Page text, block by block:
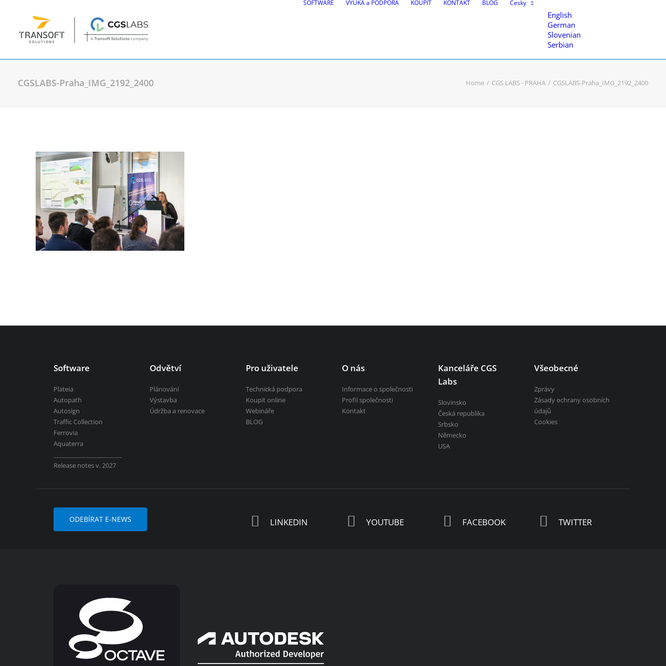
SOFTWARE VÝUKA a PODPORA KOUPIT KONTAKT BLOG Česky
English
German
Slovenian
Serbian
CGSLABS-Praha_IMG_2192_2400 Home CGS LABS - PRAHA CGSLABS-Praha_IMG_2192_2400
Software
Plateia
Autopath
Autosign
Traffic Collection
Ferrovia
Aquaterra
Release notes v. 2027
Odvětví
Plánování
Výstavba
Údržba a renovace
Pro uživatele
Technická podpora
Koupit online
Webináře
BLOG
O nás
Informace o společnosti
Profil společnosti
Kontakt
Kanceláře CGS
Labs
Slovinsko
Česká republika
Srbsko
Německo
USA
Všeobecné
Zprávy
Zásady ochrany osobních
údajů
Cookies
ODEBÍRAT E-NEWS LINKEDIN YOUTUBE FACEBOOK TWITTER
Plánování & návrh
Ferrovia | Návrh a analýza kolejových tratí
Aquaterra| Návrh a úpravy kanálů, vodních děl a říčních toků